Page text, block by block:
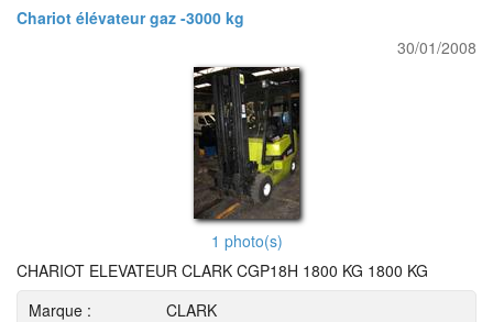
Chariot élévateur gaz -3000 kg
30/01/2008
1 photo(s)
CHARIOT ELEVATEUR CLARK CGP18H 1800 KG 1800 KG
Marque :
CLARK